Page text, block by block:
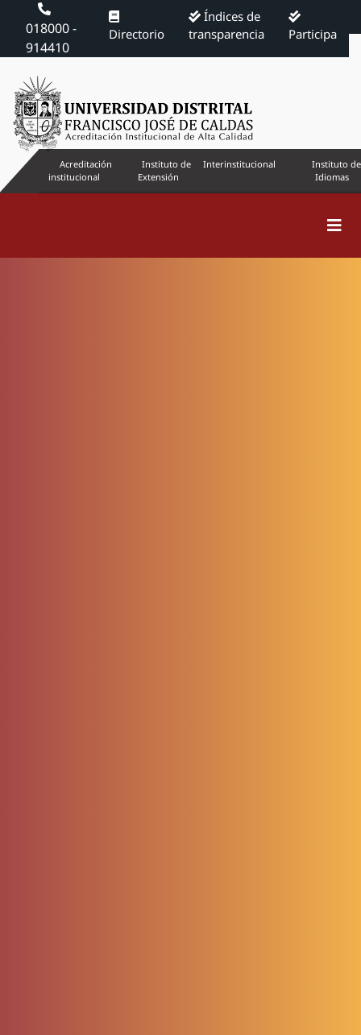
018000 -
914410
Directorio
Índices de
transparencia
Participa
Acreditación
institucional
Instituto de
Extensión
Interinstitucional
Instituto de
Idiomas